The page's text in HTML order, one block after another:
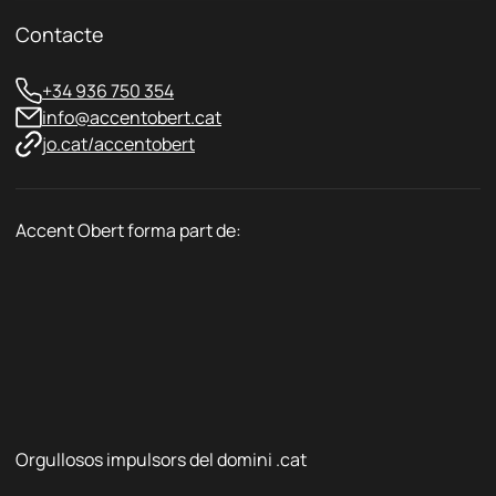
t
*
Contacte
+34 936 750 354
info@accentobert.cat
jo.cat/accentobert
Accent Obert forma part de:
Orgullosos impulsors del domini .cat